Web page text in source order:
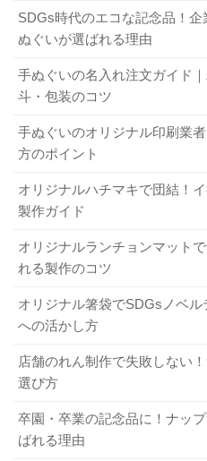
関連記事
関連記事 洗濯で色移りが起こる原因
2．消臭除菌スプレー
今は、洗えない布地を洗濯す
をかける、という人も多いと
しかし、消臭除菌スプレーの
それに、洗えない布地の代表
また、子どもや赤ちゃんは特
す。
子どもは寝相が悪いですから
まで寝ているという人は少な
ありません。
ましょう。
レタン枕があります。
どちらもタグに「洗濯はしな
ですから、枕カバーの汚れや
ような素材の枕を使わない方
なお、髪を洗ってそのまま乾
臭いが強くなる傾向にあるので
関連記事
5．おわりに
いかがでしたか？
した。
ツでしょう。
しかし、それ以外はあまり洗
SDGs時代のエコな記念品！
ぬぐいが選ばれる理由
手ぬぐいの名入れ注文ガイド
斗・包装のコツ
手ぬぐいのオリジナル印刷業
方のポイント
オリジナルハチマキで団結！
製作ガイド
オリジナルランチョンマット
れる製作のコツ
オリジナル箸袋でSDGsノベ
への活かし方
店舗のれん制作で失敗しない
選び方
卒園・卒業の記念品に！ナッ
ばれる理由